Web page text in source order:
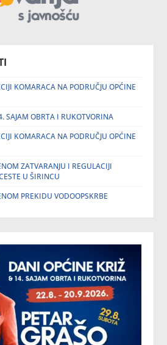
KOMARACA NA PODRUČJU OPĆINE
SAJAM OBRTA I RUKOTVORINA
KOMARACA NA PODRUČJU OPĆINE
ZATVARANJU I REGULACIJI
U ŠIRINCU
PREKIDU VODOOPSKRBE